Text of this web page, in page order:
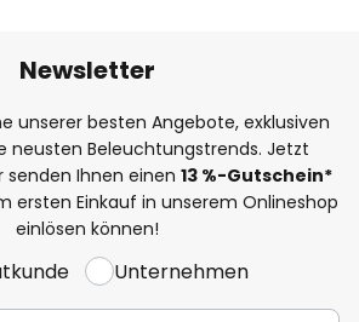
Newsletter
unserer besten Angebote, exklusiven
neusten Beleuchtungstrends. Jetzt
senden Ihnen einen 13 %-Gutschein*
ersten Einkauf in unserem Onlineshop
einlösen können!
Unternehmen